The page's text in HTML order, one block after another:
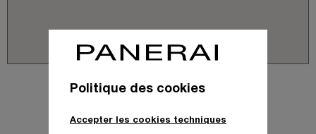
Politique des cookies
Accepter les cookies techniques